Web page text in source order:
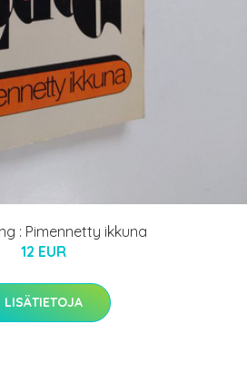
: Pimennetty ikkuna
12 EUR
LISÄTIETOJA